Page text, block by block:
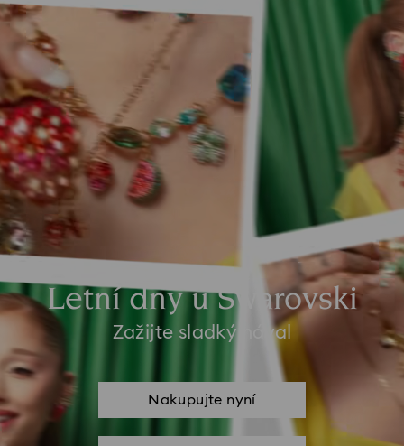
Letní dny u Swarovski
Zažijte sladký nával
Nakupujte nyní